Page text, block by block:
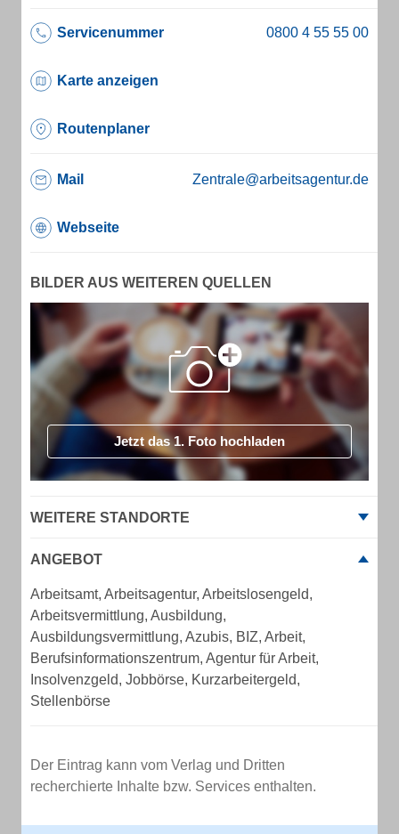
Servicenummer
Karte anzeigen
Routenplaner
Mail Zentrale@arbeitsagentur.de
Webseite
BILDER AUS WEITEREN QUELLEN
Jetzt das 1. Foto hochladen
WEITERE STANDORTE
ANGEBOT
Arbeitsamt, Arbeitsagentur, Arbeitslosengeld,
Arbeitsvermittlung, Ausbildung,
Ausbildungsvermittlung, Azubis, BIZ, Arbeit,
Berufsinformationszentrum, Agentur für Arbeit,
Insolvenzgeld, Jobbörse, Kurzarbeitergeld,
Stellenbörse
Der Eintrag kann vom Verlag und Dritten
recherchierte Inhalte bzw. Services enthalten.